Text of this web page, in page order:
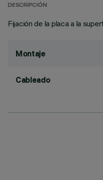
DESCRIPCIÓN
Fijación de la placa a la
Montaje
Cableado